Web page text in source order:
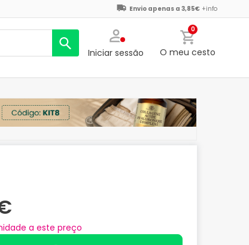
Envio apenas a 3,85€ +info
Iniciar sessão
0
O meu cesto
a este preço